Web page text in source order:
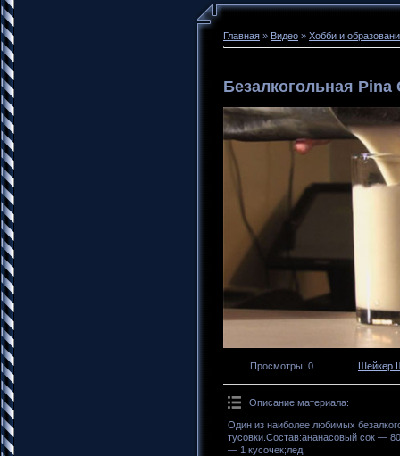
Главная » Видео » Хобби и
Безалкогольная Pina
Просмотры: 0 Шейкер
Описание материала:
Один из наиболее любимых
тусовки.Состав:ананасовый сок —
— 1 кусочек;лед.